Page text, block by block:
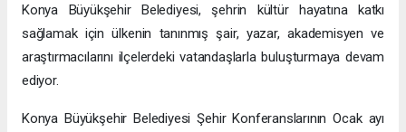
Konya Büyükşehir Belediyesi, şehrin kültür hayatına katkı
sağlamak için ülkenin tanınmış şair, yazar, akademisyen ve
araştırmacılarını ilçelerdeki vatandaşlarla buluşturmaya devam
ediyor.
Konya Büyükşehir Belediyesi Şehir Konferanslarının Ocak ayı